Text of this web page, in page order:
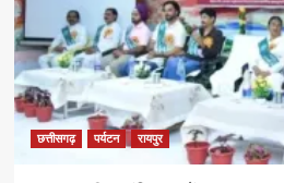
कैबिनेट
मंत्री
श्री
राजेश
अग्रवाल
ने
लखनपुर
छत्तीसगढ़ पर्यटन रायपुर